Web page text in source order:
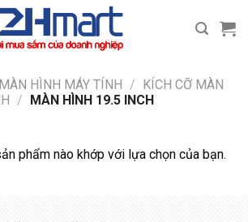
MÀN HÌNH MÁY TÍNH / KÍCH CỠ MÀN
/ MÀN HÌNH 19.5 INCH
phẩm nào khớp với lựa chọn của bạn.